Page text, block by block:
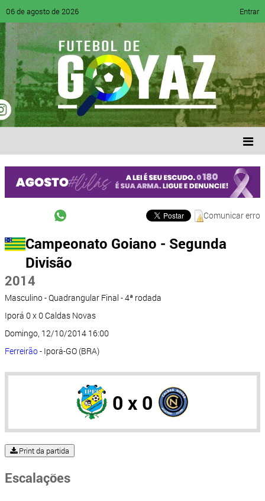
06 de agosto de 2026 Entrar
Comunicar erro
Campeonato Goiano - Segunda
Divisão
2014
Masculino - Quadrangular Final - 4ª rodada
Iporá 0 x 0 Caldas Novas
Domingo, 12/10/2014 16:00
Ferreirão- Iporá-GO (BRA)
0 x 0
Print da partida
Escalações